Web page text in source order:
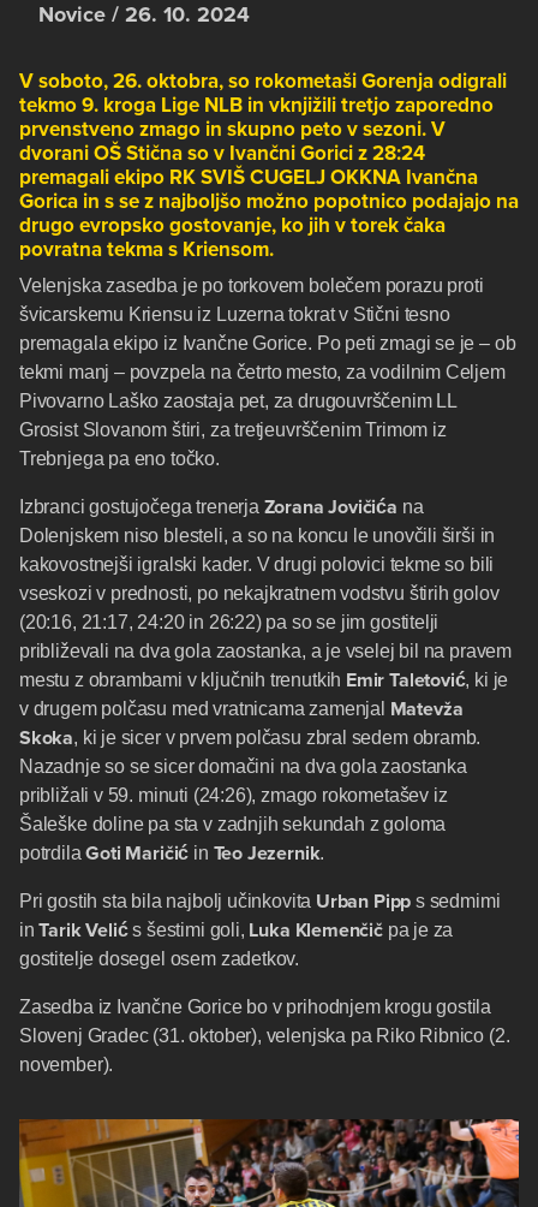
Novice / 26. 10. 2024
V soboto, 26. oktobra, so rokometaši Gorenja odigrali
tekmo 9. kroga Lige NLB in vknjižili tretjo zaporedno
prvenstveno zmago in skupno peto v sezoni. V
dvorani OŠ Stična so v Ivančni Gorici z 28:24
premagali ekipo RK SVIŠ CUGELJ OKKNA Ivančna
Gorica in s se z najboljšo možno popotnico podajajo na
drugo evropsko gostovanje, ko jih v torek čaka
povratna tekma s Kriensom.
Velenjska zasedba je po torkovem bolečem porazu proti
švicarskemu Kriensu iz Luzerna tokrat v Stični tesno
premagala ekipo iz Ivančne Gorice. Po peti zmagi se je – ob
tekmi manj – povzpela na četrto mesto, za vodilnim Celjem
Pivovarno Laško zaostaja pet, za drugouvrščenim LL
Grosist Slovanom štiri, za tretjeuvrščenim Trimom iz
Trebnjega pa eno točko.
Izbranci gostujočega trenerja Zorana Jovičića na
Dolenjskem niso blesteli, a so na koncu le unovčili širši in
kakovostnejši igralski kader. V drugi polovici tekme so bili
vseskozi v prednosti, po nekajkratnem vodstvu štirih golov
(20:16, 21:17, 24:20 in 26:22) pa so se jim gostitelji
približevali na dva gola zaostanka, a je vselej bil na pravem
mestu z obrambami v ključnih trenutkih Emir Taletović, ki je
v drugem polčasu med vratnicama zamenjal Matevža
Skoka, ki je sicer v prvem polčasu zbral sedem obramb.
Nazadnje so se sicer domačini na dva gola zaostanka
približali v 59. minuti (24:26), zmago rokometašev iz
Šaleške doline pa sta v zadnjih sekundah z goloma
potrdilaGoti Maričić in Teo Jezernik.
Pri gostih sta bila najbolj učinkovita Urban Pipp s sedmimi
inTarik Velićs šestimi goli, Luka Klemenčičpa je za
gostitelje dosegel osem zadetkov.
Zasedba iz Ivančne Gorice bo v prihodnjem krogu gostila
Slovenj Gradec (31. oktober), velenjska pa Riko Ribnico (2.
november).